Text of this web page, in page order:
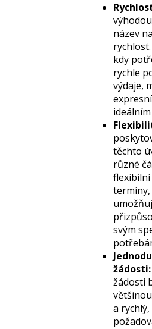
název
kdy
rychle
výdaje,
těchto
různé
termíny,
svým
žádosti:
žádosti
a